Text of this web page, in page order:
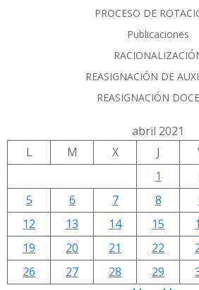
PROCESO DE
Publicaciones
REASIGNACIÓN DE
REASIGNACIÓN
abril 2021
L
M X J
1
5
6 7 8
12
13 14 15
19
20 21 22
26
27 28 29